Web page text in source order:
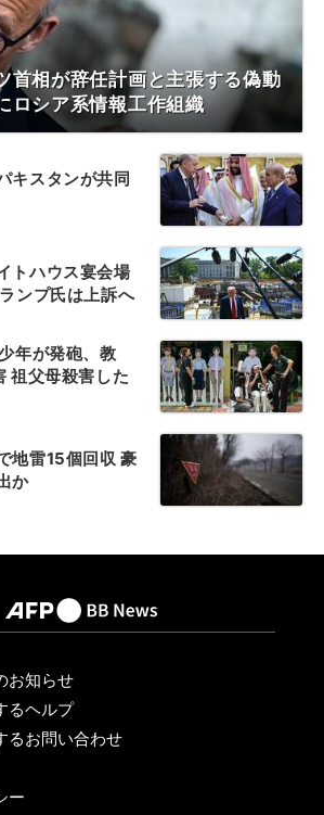
首相が辞任計画と主張する偽動
ロシア系情報工作組織
キスタンが共同
トハウス宴会場
ンプ氏は上訴へ
年が発砲、教
祖父母殺害した
地雷15個回収 豪
か
お知らせ
るヘルプ
るお問い合わせ
ー